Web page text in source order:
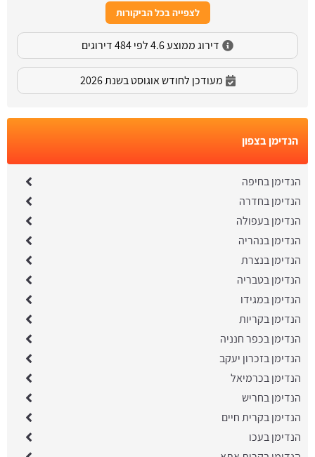
לצפייה בכל הביקורות
דירוג ממוצע 4.6 לפי 484 דירוגים
מעודכן לחודש אוגוסט בשנת 2026
הנדימן בצפון
הנדימן בחיפה
הנדימן בחדרה
הנדימן בעפולה
הנדימן בנהריה
הנדימן בנצרת
הנדימן בטבריה
הנדימן במגידו
הנדימן בקריות
הנדימן בכפר חנניה
הנדימן בזכרון יעקב
הנדימן בכרמיאל
הנדימן בחריש
הנדימן בקרית חיים
הנדימן בעכו